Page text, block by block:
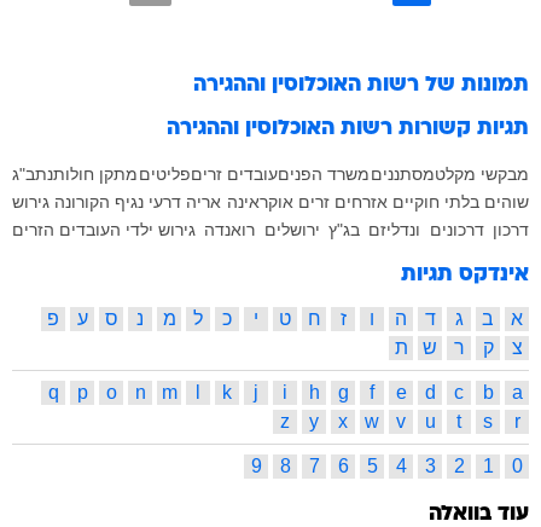
תמונות של רשות האוכלוסין וההגירה
תגיות קשורות רשות האוכלוסין וההגירה
מבקשי מקלטמסתנניםמשרד הפניםעובדים זריםפליטיםמתקן חולותנתב"ג
שוהים בלתי חוקיים אזרחים זרים אוקראינה אריה דרעי נגיף הקורונה גירוש
דרכון דרכונים ונדליזם בג"ץ ירושלים רואנדה גירוש ילדי העובדים הזרים
אינדקס תגיות
א ב ג ד ה ו ז ח ט י כ ל מ נ ס ע
פ
צ
ק ר ש ת
a
b
c
d
e
f
g
h
i
j
k
m
n
o
p
q
r
s
t
u
v
w
x
y
z
0
1
2
3
4
5
6
7
8
9
עוד בוואלה